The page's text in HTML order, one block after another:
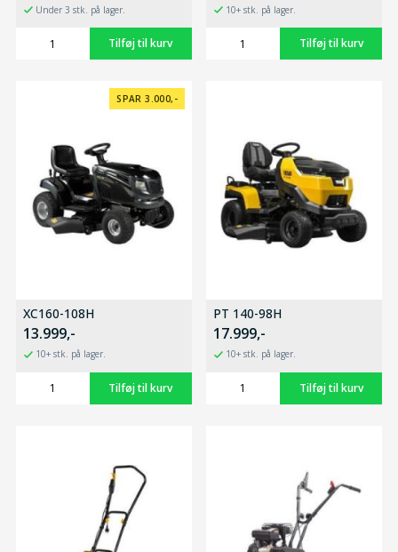
Under 3 stk. på lager. 10+ stk. på lager.
SPAR 3.000,-
XC160-108H
13.999,-
10+ stk. på lager.
PT 140-98H
17.999,-
10+ stk. på lager.